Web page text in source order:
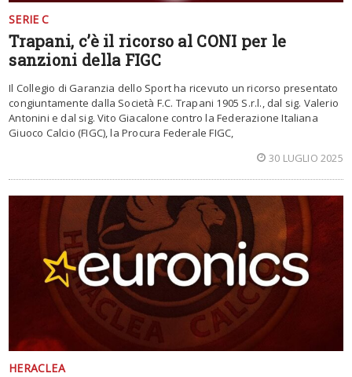
SERIE C
Trapani, c’è il ricorso al CONI per le
sanzioni della FIGC
Il Collegio di Garanzia dello Sport ha ricevuto un ricorso presentato
congiuntamente dalla Società F.C. Trapani 1905 S.r.l., dal sig. Valerio
Antonini e dal sig. Vito Giacalone contro la Federazione Italiana
Giuoco Calcio (FIGC), la Procura Federale FIGC,
30 LUGLIO 2025
HERACLEA